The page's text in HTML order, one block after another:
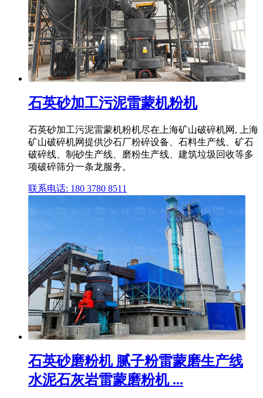
石英砂加工污泥雷蒙机粉机
石英砂加工污泥雷蒙机粉机尽在上海矿山破碎机网, 上海
矿山破碎机网提供沙石厂粉碎设备、石料生产线、矿石
破碎线、制砂生产线、磨粉生产线、建筑垃圾回收等多
项破碎筛分一条龙服务。
联系电话: 180 3780 8511
石英砂磨粉机 腻子粉雷蒙磨生产线
水泥石灰岩雷蒙磨粉机 ...